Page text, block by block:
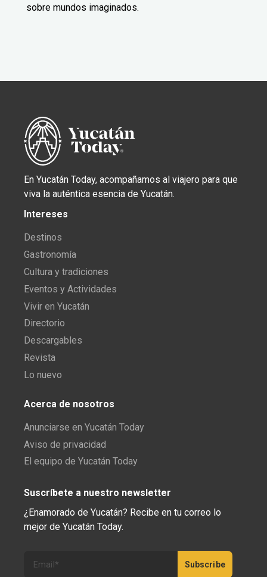
sobre mundos imaginados.
En Yucatán Today, acompañamos al viajero para que
viva la auténtica esencia de Yucatán.
Intereses
Destinos
Gastronomía
Cultura y tradiciones
Eventos y Actividades
Vivir en Yucatán
Directorio
Descargables
Revista
Lo nuevo
Acerca de nosotros
Anunciarse en Yucatán Today
Aviso de privacidad
El equipo de Yucatán Today
Suscríbete a nuestro newsletter
¿Enamorado de Yucatán? Recibe en tu correo lo
mejor de Yucatán Today.